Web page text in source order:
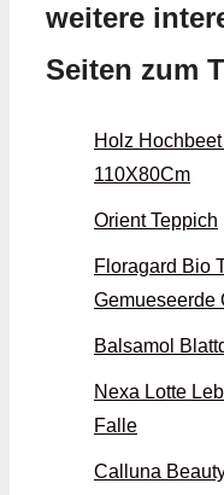
weitere
Seiten zum
Holz
110X80Cm
Orient Teppich
Floragard Bio
Gemueseerde
Balsamol
Nexa Lotte
Falle
Calluna